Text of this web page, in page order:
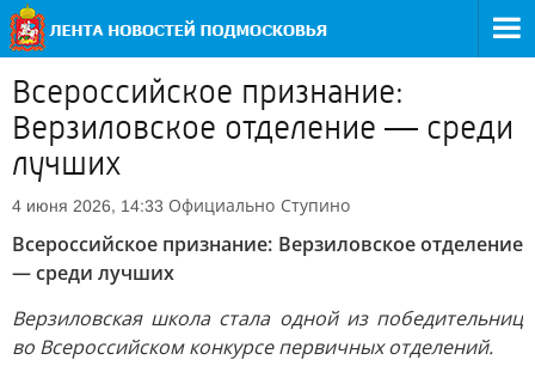
Всероссийское признание:
Верзиловское отделение — среди
лучших
4 июня 2026, 14:33 Официально Ступино
Всероссийское признание: Верзиловское отделение
— среди лучших
Верзиловская школа стала одной из победительниц
во Всероссийском конкурсе первичных отделений.